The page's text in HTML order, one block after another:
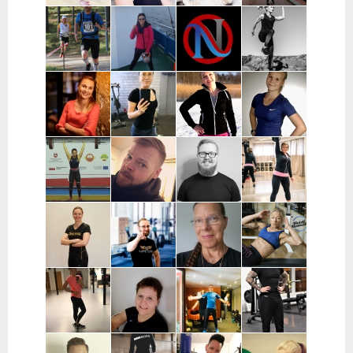
Maria
Laumola |
Helsinki,
Vantaa,
Kerava
Jenni Mutka |
Helsinki
Satu Vuorjoki |
Pääkaupunkiseutu
ja Turku
Johanna
Väänänen |
Pääkaupunkiseutu
Pekka
Kauranen |
Pohjois-
Pohjanmaa
Mervi
Wennerstrand
| Helsinki,
Ranska
Nooa Närväinen |
Pääkaupunkiseutu
Iina
Taijonlahti |
Helsinki
Kaisa
Poikajärvi |
Espoo
Essi Malíková
| Tampere
Mari Koponen |
Pääkaupunkiseutu
Lotta
Ahteneva |
Järvenpää ja
lähiseutu
Jutta Selin |
Pirkanmaa
Ville Suur-
Inkeroinen |
Varsinais-
Suomi
Antti
Kjellman |
Oulu
Jenni
Siponen |
Lohja
Noora Karme |
Espoo ja
Helsinki
Leppänen |
Pirkanmaa
Eeva Beckford
| Espoo ja
Leppävaara
Heidi Ilomäki
| Sastamala
Laura Raisio |
Teija Augustin
Kari Timonen
Arttu Kurkela